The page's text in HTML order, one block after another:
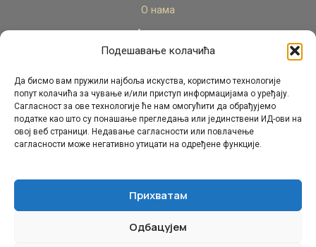
Подешавање колачића
Да бисмо вам пружили најбоља искуства, користимо технологије
попут колачића за чување и/или приступ информацијама о уређају.
Сагласност за ове технологије ће нам омогућити да обрађујемо
податке као што су понашање прегледања или јединствени ИД-ови на
овој веб страници. Недавање сагласности или повлачење
сагласности може негативно утицати на одређене функције.
Прихватам
Одбацујем
О нама
Актуелно
Стручни кадар
Пројекти
Архива
Контакт
© Републички педагошки завод Републике Српске.